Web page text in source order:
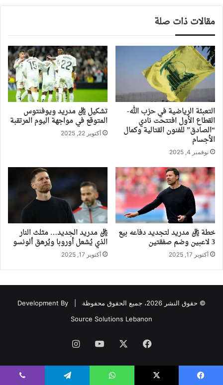
مقالات ذات صلة
التعبئة الرياضية في حزب الله-
القطاع الأول افتتحت نادي
“الصادق” للفنون القتالية وكمال
الأجسام
نوفمبر 4, 2025
تشكيل ريال مدريد ويوفنتوس
المتوقع في مواجهة اليوم المرتقبة
أكتوبر 22, 2025
خطة ريال مدريد لتجديد دفاعه بيع
3 لاعبين وضم صفقتين
أكتوبر 17, 2025
ريال مدريد الجديد… مثلث النار
الذي يُشعل أوروبا ويُرهق ألونسو
أكتوبر 17, 2025
© حقوق النشر 2026، جميع الحقوق محفوظة |
Development By
Source Solutions Lebanon
فيسبوك ‫YouTubeانستقرام